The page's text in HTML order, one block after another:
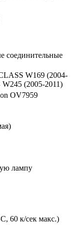
соединительные
W169 (2004-
(2005-2011)
OV7959
лампу
60 к/сек макс.)